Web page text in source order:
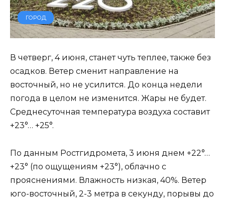
ГОРОД
В четверг, 4 июня, станет чуть теплее, также без
осадков. Ветер сменит направление на
восточный, но не усилится. До конца недели
погода в целом не изменится. Жары не будет.
Среднесуточная температура воздуха составит
+23°… +25°.
По данным Ростгидромета, 3 июня днем +22°…
+23° (по ощущениям +23°), облачно с
прояснениями. Влажность низкая, 40%. Ветер
юго-восточный, 2-3 метра в секунду, порывы до